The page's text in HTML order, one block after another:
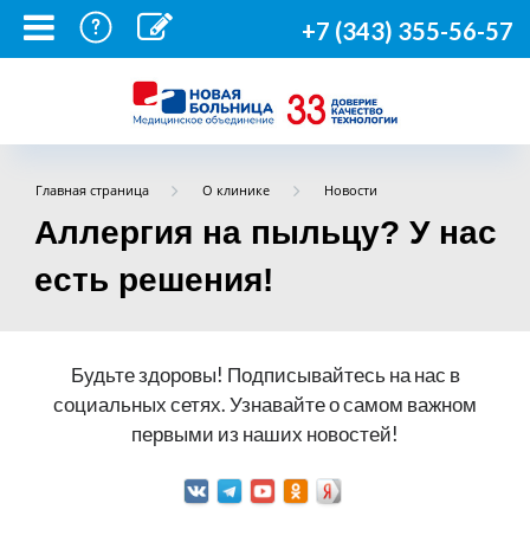
+7 (343) 355-56-57
Главная страница О клинике Новости
Аллергия на пыльцу? У нас
есть решения!
Будьте здоровы! Подписывайтесь на нас в
социальных сетях. Узнавайте о самом важном
первыми из наших новостей!